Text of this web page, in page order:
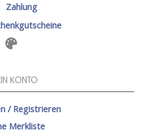
Zahlung
KONTO
/ Registrieren
Merkliste